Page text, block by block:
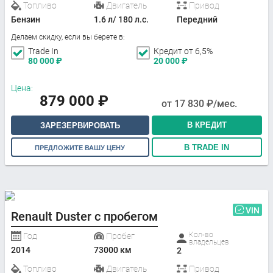
Топливо
Бензин
Двигатель
1.6 л/ 180 л.с.
Привод
Передний
Делаем скидку, если вы берете в:
Trade In
80 000₽
Кредит от 6,5%
20 000₽
Цена:
879 000 ₽ от 17 830 ₽/мес.
ЗАРЕЗЕРВИРОВАТЬ В КРЕДИТ
ПРЕДЛОЖИТЕ ВАШУ ЦЕНУ В TRADE IN
Renault Duster с пробегом VIN
Год
2014
Пробег
73000 км
Кол-во
владельцев
2
Топливо
Двигатель
Привод